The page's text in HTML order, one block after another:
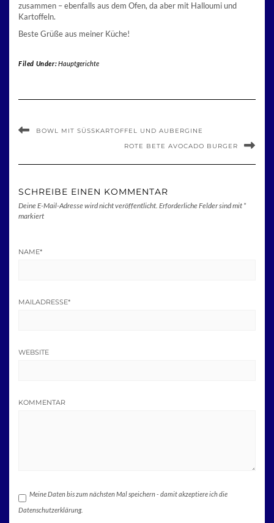
zusammen – ebenfalls aus dem Ofen, da aber mit Halloumi und
Kartoffeln.
Beste Grüße aus meiner Küche!
Filed Under:Hauptgerichte
BOWL MIT SÜSSKARTOFFEL UND AUBERGINE
ROTE BETE AVOCADO BURGER
SCHREIBE EINEN KOMMENTAR
Deine E-Mail-Adresse wird nicht veröffentlicht. Erforderliche Felder sind mit *
markiert
NAME*
MAILADRESSE*
WEBSITE
KOMMENTAR
Meine Daten bis zum nächsten Mal speichern - damit akzeptiere ich die
Datenschutzerklärung.